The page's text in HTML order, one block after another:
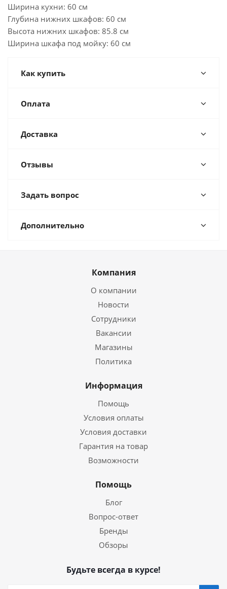
Ширина кухни: 60 см
Глубина нижних шкафов: 60 см
Высота нижних шкафов: 85.8 см
Ширина шкафа под мойку: 60 см
Как купить
Оплата
Доставка
Отзывы
Задать вопрос
Дополнительно
Компания
О компании
Новости
Сотрудники
Вакансии
Магазины
Политика
Информация
Помощь
Условия оплаты
Условия доставки
Гарантия на товар
Возможности
Помощь
Блог
Вопрос-ответ
Бренды
Обзоры
Будьте всегда в курсе!